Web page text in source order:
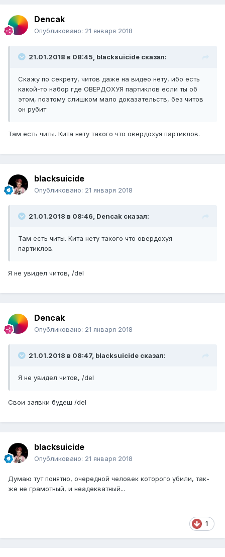
Dencak
Опубликовано: 21 января 2018
21.01.2018 в 08:45, blacksuicide сказал:
Скажу по секрету, читов даже на видео нету, ибо есть
какой-то набор где ОВЕРДОХУЯ партиклов если ты об
этом, поэтому слишком мало доказательств, без читов
он рубит
Там есть читы. Кита нету такого что овердохуя партиклов.
blacksuicide
Опубликовано: 21 января 2018
21.01.2018 в 08:46, Dencak сказал:
Там есть читы. Кита нету такого что овердохуя
партиклов.
Я не увидел читов, /del
Dencak
Опубликовано: 21 января 2018
21.01.2018 в 08:47, blacksuicide сказал:
Я не увидел читов, /del
Свои заявки будеш /del
blacksuicide
Опубликовано: 21 января 2018
Думаю тут понятно, очередной человек которого убили, так-
же не грамотный, и неадекватный...
1